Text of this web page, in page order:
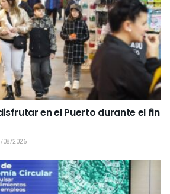
en el Puerto durante el fin
08/2026